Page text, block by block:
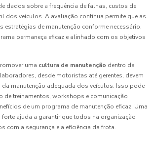
dados sobre a frequência de falhas, custos de
dos veículos. A avaliação contínua permite que as
estratégias de manutenção conforme necessário,
permaneça eficaz e alinhado com os objetivos
uma cultura de manutenção dentro da
desde motoristas até gerentes, devem
da manutenção adequada dos veículos. Isso pode
de treinamentos, workshops e comunicação
de um programa de manutenção eficaz. Uma
forte ajuda a garantir que todos na organização
com a segurança e a eficiência da frota.